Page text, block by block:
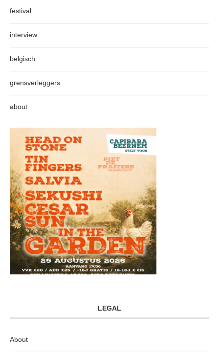
festival
interview
belgisch
grensverleggers
about
LEGAL
About